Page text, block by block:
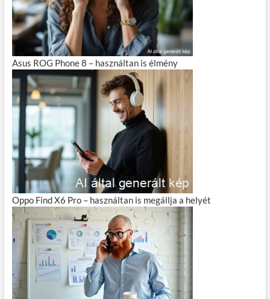
Asus ROG Phone 8 – használtan is élmény
Oppo Find X6 Pro – használtan is megállja a helyét